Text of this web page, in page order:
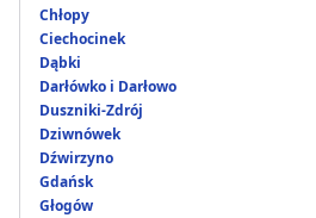
Chłopy
Ciechocinek
Dąbki
Darłówko i Darłowo
Duszniki-Zdrój
Dziwnówek
Dźwirzyno
Gdańsk
Głogów